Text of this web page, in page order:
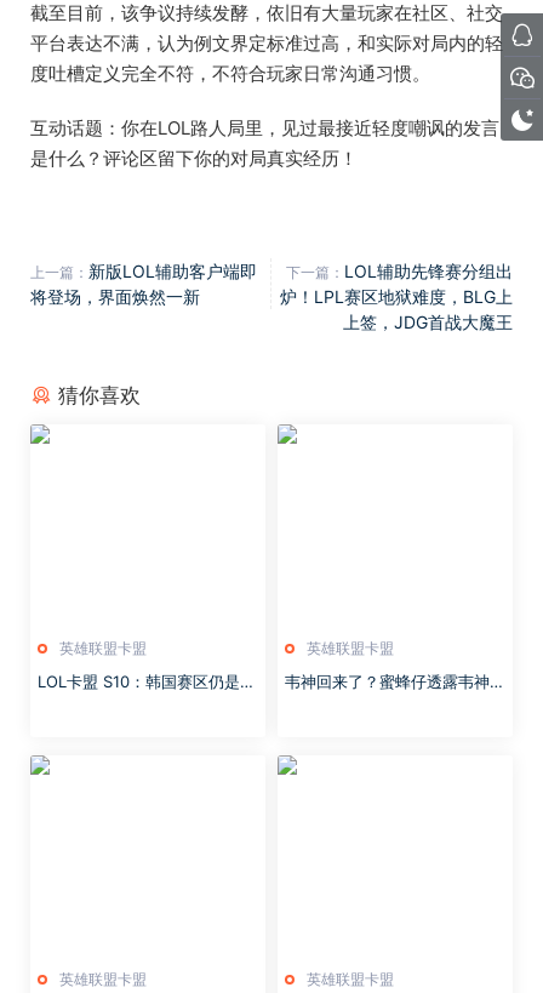
截至目前，该争议持续发酵，依旧有大量玩家在社区、社交
平台表达不满，认为例文界定标准过高，和实际对局内的轻
度吐槽定义完全不符，不符合玩家日常沟通习惯。
互动话题：你在LOL路人局里，见过最接近轻度嘲讽的发言
是什么？评论区留下你的对局真实经历！
上一篇： 新版LOL辅助客户端即
将登场，界面焕然一新
下一篇： LOL辅助先锋赛分组出
炉！LPL赛区地狱难度，BLG上
上签，JDG首战大魔王
猜你喜欢
英雄联盟卡盟
LOL卡盟 S10：韩国赛区仍是劲
英雄联盟卡盟
韦神回来了？蜜蜂仔透露韦神将
英雄联盟卡盟 英雄联盟卡盟